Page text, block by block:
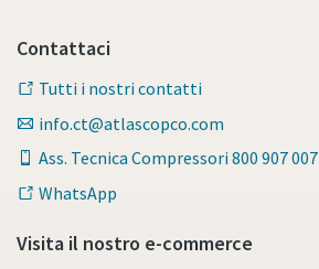
Contattaci
Tutti i nostri contatti
info.ct@atlascopco.com
Ass. Tecnica Compressori 800 907 007
WhatsApp
Visita il nostro e-commerce